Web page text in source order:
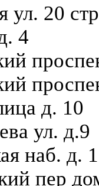
ул. 20
4
д. 10
ул. д.9
наб. д.
пер